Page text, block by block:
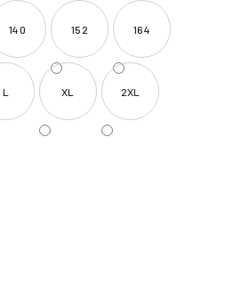
140 152 164
L XL 2XL